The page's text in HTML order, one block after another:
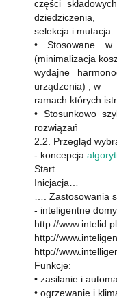
części
dziedziczenia,
selekcja i mutacja
• Stosowane w
(minimalizacja
wydajne
urządzenia) , w
ramach których
• Stosunkowo
rozwiązań
2.2. Przegląd
- koncepcja
Start
Inicjacja…
…. Zastosowania
- inteligentne domy
http://
http://
http://
Funkcje:
• zasilanie i
• ogrzewanie i